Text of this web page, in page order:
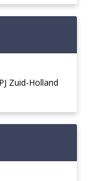
Zuid-Holland